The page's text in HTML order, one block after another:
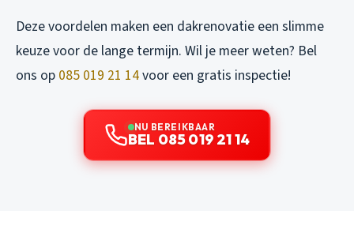
Deze voordelen maken een dakrenovatie een slimme
keuze voor de lange termijn. Wil je meer weten? Bel
ons op 085 019 21 14voor een gratis inspectie!
NU BEREIKBAAR
BEL 085 019 21 14